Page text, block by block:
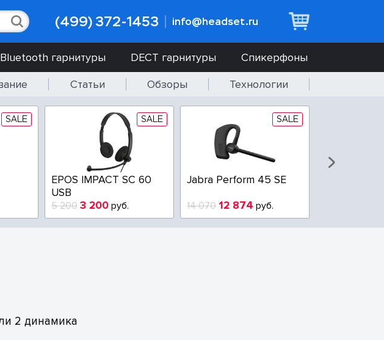
(499) 372-1453 info@headset.ru
Bluetooth гарнитуры DECT гарнитуры
Спикерфоны
Статьи Обзоры Технологии
SALE SALE
EPOS IMPACT SC 60
USB
5 200 3 200 руб.
SALE
Jabra Perform 45 SE
14 070 12 874 руб.
2 динамика